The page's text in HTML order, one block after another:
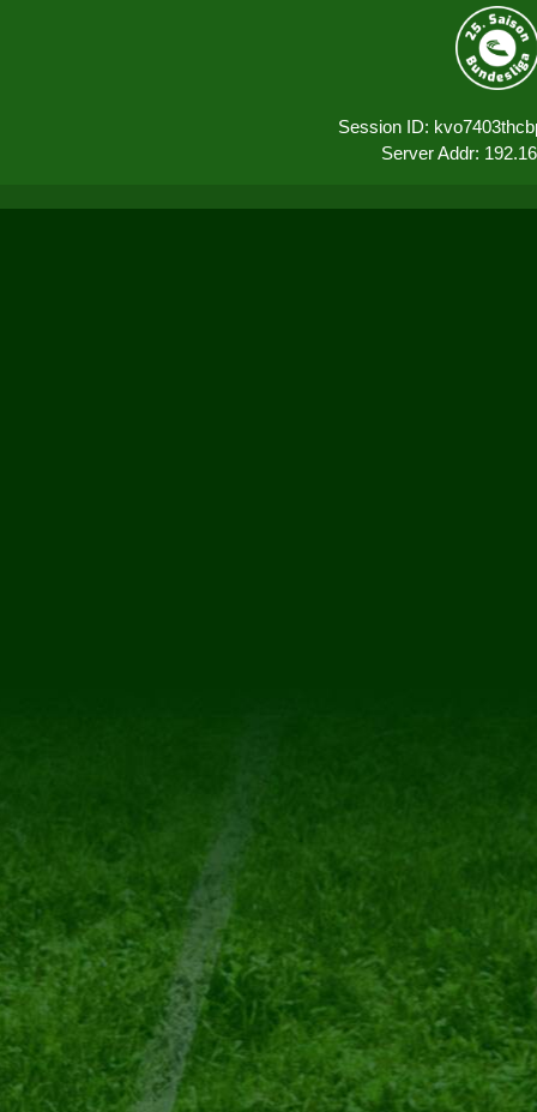
Session ID:
Server Addr: